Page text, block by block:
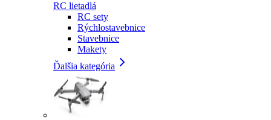
RC lietadlá
RC sety
Rýchlostavebnice
Stavebnice
Makety
Ďalšia kategória